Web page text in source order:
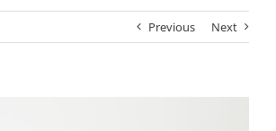
Previous Next